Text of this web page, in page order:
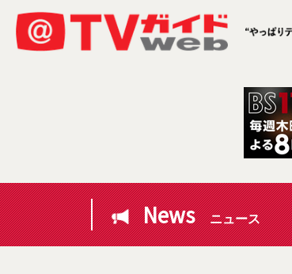
News ニュース